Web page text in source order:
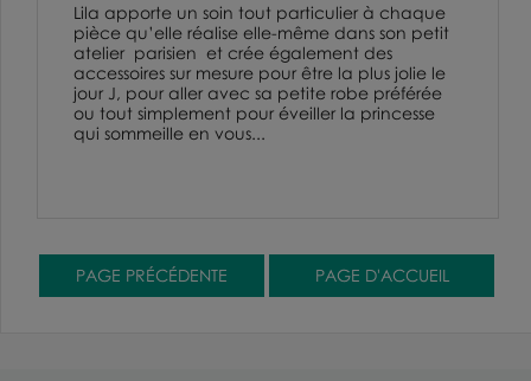
Lila apporte un soin tout particulier à chaque
pièce qu’elle réalise elle-même dans son petit
atelier parisien et crée également des
accessoires sur mesure pour être la plus jolie le
jour J, pour aller avec sa petite robe préférée
ou tout simplement pour éveiller la princesse
qui sommeille en vous...